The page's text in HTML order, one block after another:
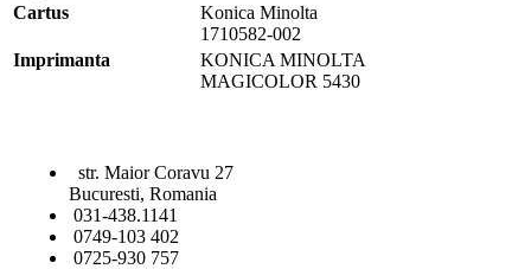
Cartus
Konica Minolta
1710582-002
Imprimanta
KONICA MINOLTA
MAGICOLOR 5430
str. Maior Coravu 27
Bucuresti, Romania
031-438.1141
0749-103 402
0725-930 757